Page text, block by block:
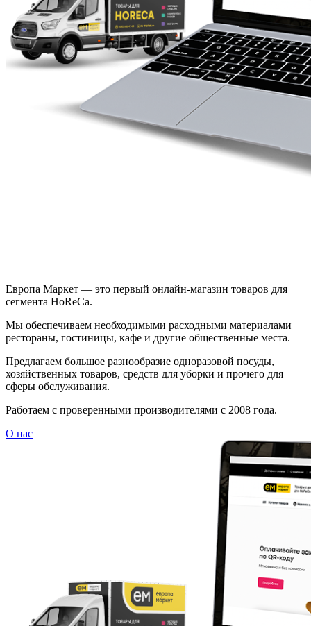
Европа Маркет — это первый онлайн-магазин товаров для
сегмента HoReCa.
Мы обеспечиваем необходимыми расходными материалами
рестораны, гостиницы, кафе и другие общественные места.
Предлагаем большое разнообразие одноразовой посуды,
хозяйственных товаров, средств для уборки и прочего для
сферы обслуживания.
Работаем с проверенными производителями с 2008 года.
О нас